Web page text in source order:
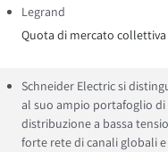
Legrand
Quota di mercato collettiva
Schneider Electric si
al suo ampio portafoglio di
distribuzione a bassa
forte rete di canali globali e